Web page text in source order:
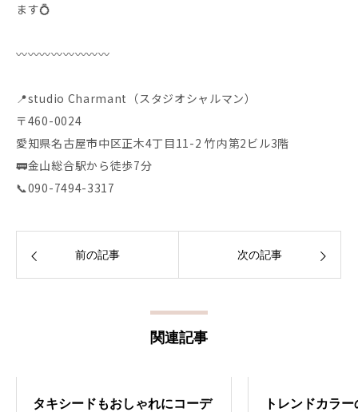
ます💍
〰️〰️〰️〰️〰️〰️〰️〰️
📍studio Charmant（スタジオシャルマン）
〒460-0024
愛知県名古屋市中区正木4丁目11-2 竹内第2ビル3階
🚃金山総合駅から徒歩7分
📞090-7494-3317
前の記事 次の記事
関連記事
タキシードもおしゃれにコーデ
トレンドカラ